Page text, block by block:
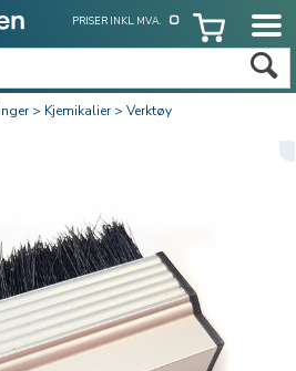
PRISER INKL. MVA.
>Kjemikalier>Verktøy